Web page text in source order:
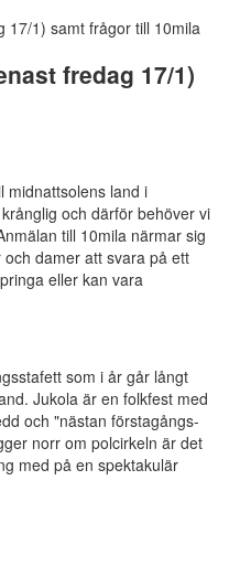
fredag 17/1)
midnattsolens land i
och därför behöver vi
till 10mila närmar sig
damer att svara på ett
eller kan vara
som i år går långt
Jukola är en folkfest med
och "nästan förstagångs-
norr om polcirkeln är det
med på en spektakulär